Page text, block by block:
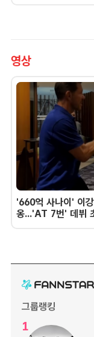
영상
'660억 사나이' 이
옹...'AT 7번' 데뷔
그룹랭킹
1